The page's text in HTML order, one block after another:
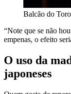
Balcão do
“Note que se não
empenas, o efeito
O uso da
japoneses